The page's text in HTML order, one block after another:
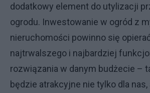
dodatkowy element do utylizacji
ogrodu. Inwestowanie w ogród z
nieruchomości powinno się
najtrwalszego i najbardziej
rozwiązania w danym budżecie –
będzie atrakcyjne nie tylko dla nas,